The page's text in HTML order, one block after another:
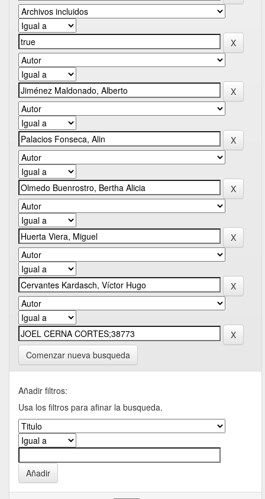
Comenzar nueva busqueda
Añadir filtros:
Usa los filtros para afinar la busqueda.